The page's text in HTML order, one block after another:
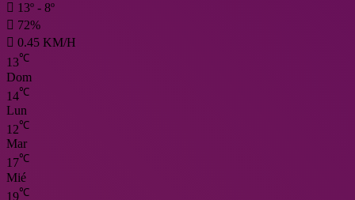
13º - 8º
72%
0.45 KM/H
13℃
Dom
14℃
Lun
12℃
Mar
17℃
Mié
19℃